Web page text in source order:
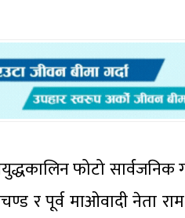
फोटो
र पूर्व माओवादी नेता